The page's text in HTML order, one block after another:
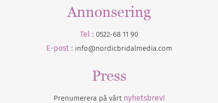
Annonsering
Tel : 0522-68 11 90
E-post : info@nordicbridalmedia.com
Press
Prenumerera på vårt nyhetsbrev!